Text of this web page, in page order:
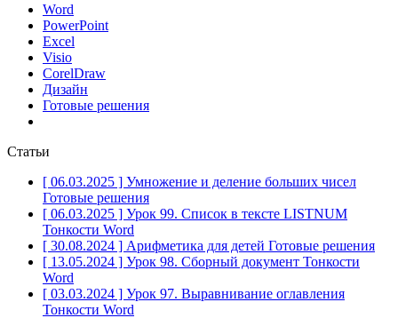
Word
PowerPoint
Excel
Visio
CorelDraw
Дизайн
Готовые решения
Статьи
[ 06.03.2025 ] Умножение и деление больших чисел
Готовые решения
[ 06.03.2025 ] Урок 99. Список в тексте LISTNUM
Тонкости Word
[ 30.08.2024 ] Арифметика для детей Готовые решения
[ 13.05.2024 ] Урок 98. Сборный документ Тонкости
Word
[ 03.03.2024 ] Урок 97. Выравнивание оглавления
Тонкости Word